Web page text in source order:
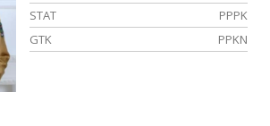
STAT
PPPK
GTK
PPKN